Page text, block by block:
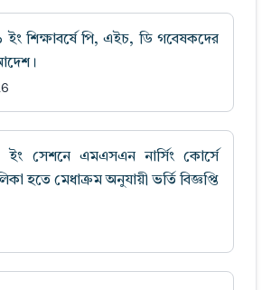
ইং শিক্ষাবর্ষে পি, এইচ, ডি গবেষকদের
সেশনে এমএসএন নার্সিং কোর্সে
হতে মেধাক্রম অনুযায়ী ভর্তি বিজ্ঞপ্তি